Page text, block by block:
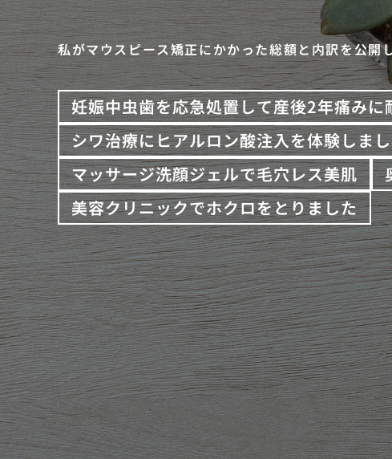
私がマウスピース矯正にかかった総額と内訳を公開
妊娠中虫歯を応急処置して産後2年痛み
シワ治療にヒアルロン酸注入を体験しま
マッサージ洗顔ジェルで毛穴レス美肌
美容クリニックでホクロをとりました